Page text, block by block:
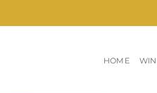
naar
HOME